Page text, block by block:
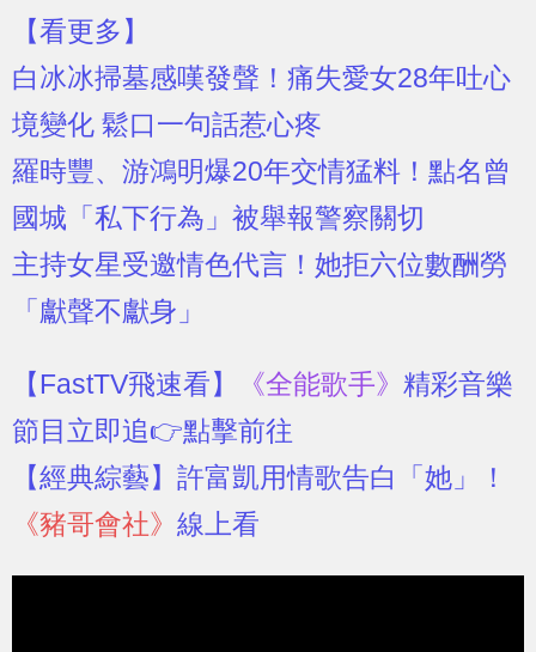
【看更多】
白冰冰掃墓感嘆發聲！痛失愛女28年吐心
境變化 鬆口一句話惹心疼
羅時豐、游鴻明爆20年交情猛料！點名曾
國城「私下行為」被舉報警察關切
主持女星受邀情色代言！她拒六位數酬勞
「獻聲不獻身」
【FastTV飛速看】 《全能歌手》 精彩音樂
節目立即追👉點擊前往
【經典綜藝】 許富凱用情歌告白「她」！
《豬哥會社》 線上看